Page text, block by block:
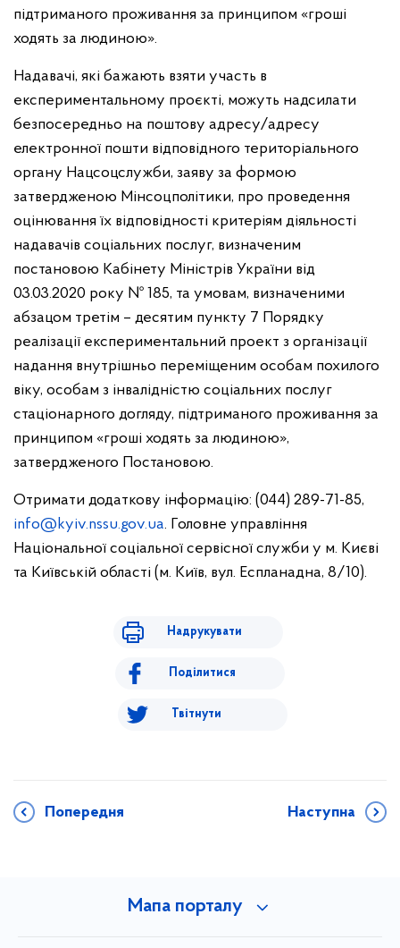
підтриманого проживання за принципом «гроші
ходять за людиною».
Надавачі, які бажають взяти участь в
експериментальному проєкті, можуть надсилати
безпосередньо на поштову адресу/адресу
електронної пошти відповідного територіального
органу Нацсоцслужби, заяву за формою
затвердженою Мінсоцполітики, про проведення
оцінювання їх відповідності критеріям діяльності
надавачів соціальних послуг, визначеним
постановою Кабінету Міністрів України від
03.03.2020 року № 185, та умовам, визначеними
абзацом третім – десятим пункту 7 Порядку
реалізації експериментальний проект з організації
надання внутрішньо переміщеним особам похилого
віку, особам з інвалідністю соціальних послуг
стаціонарного догляду, підтриманого проживання за
принципом «гроші ходять за людиною»,
затвердженого Постановою.
Отримати додаткову інформацію: (044) 289-71-85,
info@kyiv.nssu.gov.ua. Головне управління
Національної соціальної сервісної служби у м. Києві
та Київській області (м. Київ, вул. Еспланадна, 8/10).
Надрукувати
Поділитися
Твітнути
Попередня Наступна
Мапа порталу